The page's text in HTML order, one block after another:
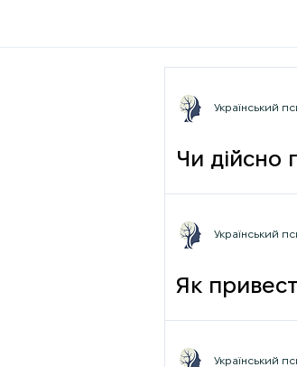
Чи дійсно
фрази
Український
Як
Український
Український